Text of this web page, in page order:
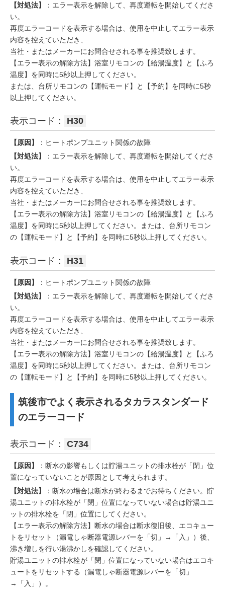
【対処法】
：エラー表示を解除して、再度運転を開始してくださ
い。
再度エラーコードを表示する場合は、使用を中止してエラー表示
内容を控えていただき、
当社・またはメーカーにお問合せされる事を推奨致します。
【エラー表示の解除方法】浴室リモコンの【給湯温度】と【ふろ
温度】を同時に5秒以上押してください。
または、台所リモコンの【運転モード】と【予約】を同時に5秒
以上押してください。
表示コード： H30
【原因】
：ヒートポンプユニット関係の故障
【対処法】
：エラー表示を解除して、再度運転を開始してくださ
い。
再度エラーコードを表示する場合は、使用を中止してエラー表示
内容を控えていただき、
当社・またはメーカーにお問合せされる事を推奨致します。
【エラー表示の解除方法】浴室リモコンの【給湯温度】と【ふろ
温度】を同時に5秒以上押してください。または、台所リモコン
の【運転モード】と【予約】を同時に5秒以上押してください。
表示コード： H31
【原因】
：ヒートポンプユニット関係の故障
【対処法】
：エラー表示を解除して、再度運転を開始してくださ
い。
再度エラーコードを表示する場合は、使用を中止してエラー表示
内容を控えていただき、
当社・またはメーカーにお問合せされる事を推奨致します。
【エラー表示の解除方法】浴室リモコンの【給湯温度】と【ふろ
温度】を同時に5秒以上押してください。または、台所リモコン
の【運転モード】と【予約】を同時に5秒以上押してください。
筑後市でよく表示されるタカラスタンダード
のエラーコード
表示コード： C734
【原因】
：断水の影響もしくは貯湯ユニットの排水栓が「閉」位
置になっていないことが原因として考えられます。
【対処法】
：断水の場合は断水が終わるまでお待ちください。貯
湯ユニットの排水栓が「閉」位置になっていない場合は貯湯ユニ
ットの排水栓を「閉」位置にしてください。
【エラー表示の解除方法】断水の場合は断水復旧後、エコキュー
トをリセット（漏電しゃ断器電源レバーを「切」→「入」）後、
沸き増しを行い湯沸かしを確認してください。
貯湯ユニットの排水栓が「閉」位置になっていない場合はエコキ
ュートをリセットする（漏電しゃ断器電源レバーを「切」
→「入」）。